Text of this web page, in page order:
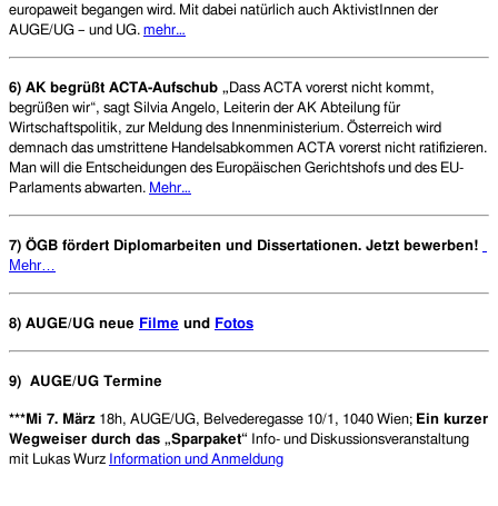
europaweit begangen wird. Mit dabei natürlich auch AktivistInnen der
AUGE/UG – und UG. mehr…
6) AK begrüßt ACTA-Aufschub „Dass ACTA vorerst nicht kommt,
begrüßen wir“, sagt Silvia Angelo, Leiterin der AK Abteilung für
Wirtschaftspolitik, zur Meldung des Innenministerium. Österreich wird
demnach das umstrittene Handelsabkommen ACTA vorerst nicht ratifizieren.
Man will die Entscheidungen des Europäischen Gerichtshofs und des EU-
Parlaments abwarten. Mehr…
7) ÖGB fördert Diplomarbeiten und Dissertationen. Jetzt bewerben!
Mehr…
8) AUGE/UG neue Filme und Fotos
9) AUGE/UG Termine
***Mi 7. März 18h, AUGE/UG, Belvederegasse 10/1, 1040 Wien; Ein kurzer
Wegweiser durch das „Sparpaket“ Info- und Diskussionsveranstaltung
mit Lukas Wurz Information und Anmeldung